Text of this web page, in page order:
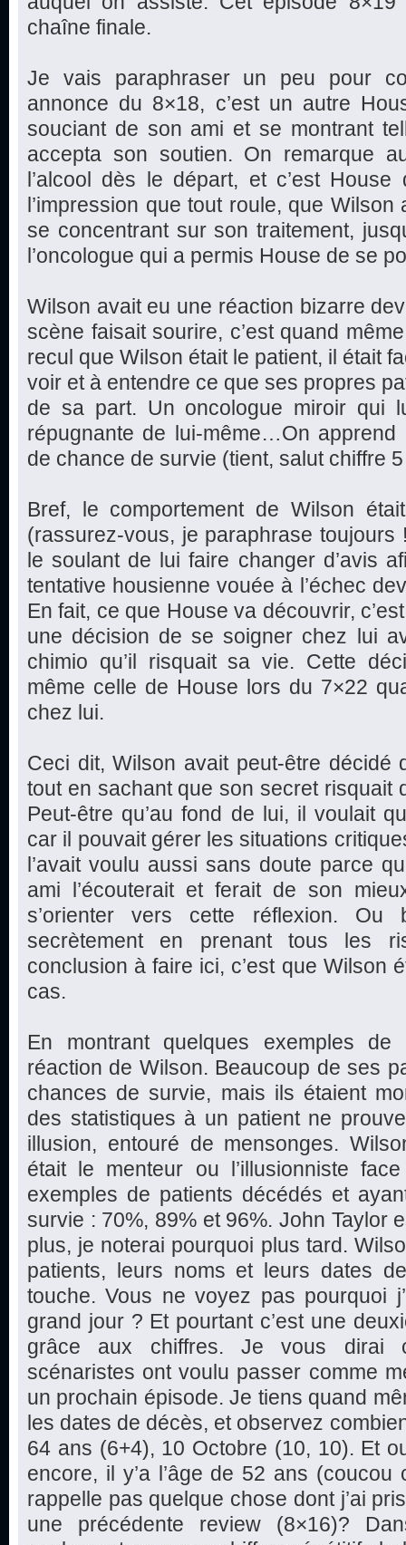
chaîne finale.
Je vais paraphraser un peu pour
annonce du 8×18, c’est un autre
souciant de son ami et se montrant
accepta son soutien. On remarque
l’alcool dès le départ, et c’est
l’impression que tout roule, que
se concentrant sur son traitement,
l’oncologue qui a permis House de se
Wilson avait eu une réaction bizarre
scène faisait sourire, c’est quand
recul que Wilson était le patient, il était
voir et à entendre ce que ses propres
de sa part. Un oncologue miroir qui
répugnante de lui-même…On
de chance de survie (tient, salut chiffre
Bref, le comportement de Wilson
(rassurez-vous, je paraphrase
le soulant de lui faire changer d’avis
tentative housienne vouée à l’échec
En fait, ce que House va découvrir,
une décision de se soigner chez lui
chimio qu’il risquait sa vie. Cette
même celle de House lors du 7×22
chez lui.
Ceci dit, Wilson avait peut-être décidé
tout en sachant que son secret risquait
Peut-être qu’au fond de lui, il voulait
car il pouvait gérer les situations
l’avait voulu aussi sans doute parce
ami l’écouterait et ferait de son
s’orienter vers cette réflexion.
secrètement en prenant tous les
conclusion à faire ici, c’est que Wilson
cas.
En montrant quelques exemples
réaction de Wilson. Beaucoup de ses
chances de survie, mais ils étaient
des statistiques à un patient ne
illusion, entouré de mensonges.
était le menteur ou l’illusionniste
exemples de patients décédés et
survie : 70%, 89% et 96%. John Taylor
plus, je noterai pourquoi plus tard.
patients, leurs noms et leurs dates
touche. Vous ne voyez pas pourquoi
grand jour ? Et pourtant c’est une
grâce aux chiffres. Je vous dirai
scénaristes ont voulu passer comme
un prochain épisode. Je tiens quand
les dates de décès, et observez
64 ans (6+4), 10 Octobre (10, 10). Et
encore, il y’a l’âge de 52 ans
rappelle pas quelque chose dont j’ai
une précédente review (8×16)?